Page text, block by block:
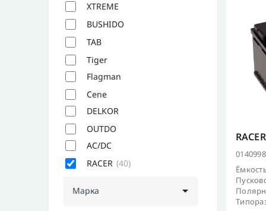
XTREME
BUSHIDO
TAB
TAB EFB
Tiger
Flagman
Flagman
Cene
DELKOR
DELKOR AGM
OUTDO
AC/DC
AC/
RACER (40)
Марка
RACER Grand Prix
0140998